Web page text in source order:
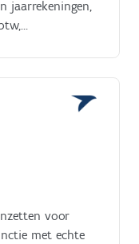
jaarrekeningen,
rapportering
en levert de
aan
kantoren binnen
lokale
processen
voor
met echte